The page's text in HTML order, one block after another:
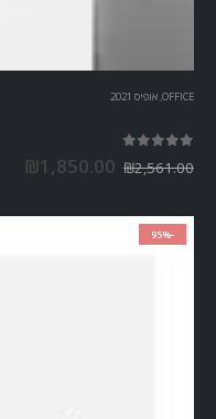
OFFICE
, אופיס 2021
₪2,561.00
₪1,850.00
-95%